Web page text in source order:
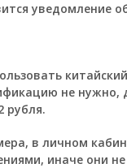
уведомление
не нужно,
рубля.
в личном
иначе они не